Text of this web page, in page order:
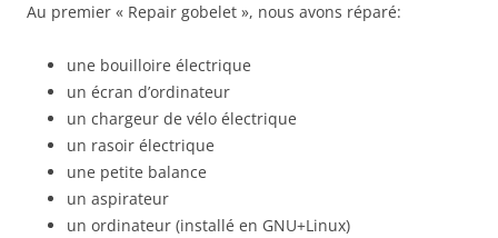
Au premier « Repair gobelet », nous avons réparé:
une bouilloire électrique
un écran d’ordinateur
un chargeur de vélo électrique
un rasoir électrique
une petite balance
un aspirateur
un ordinateur (installé en GNU+Linux)